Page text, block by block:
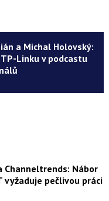
a Michal Holovský:
TP-Linku v podcastu
Channeltrends: Nábor
vyžaduje pečlivou práci